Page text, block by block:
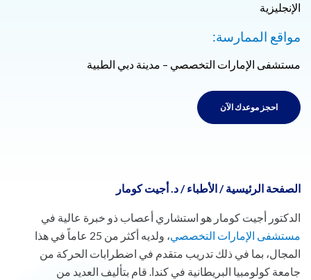
الإنجليزية
مواقع الممارسة:
مستشفى الإمارات التخصصي – مدينة دبي الطبية
احجز موعدك الآن
الصفحة الرئيسية /الأطباء /د. أجيت كومار
الدكتور أجيت كومار هو استشاري أعصاب ذو خبرة عالية في
مستشفى الإمارات التخصصي
، ولديه أكثر من 25 عاماً في هذا
المجال، بما في ذلك تدريب متقدم في اضطرابات الحركة من
جامعة كولومبيا البريطانية في كندا. قام بتأليف العديد من